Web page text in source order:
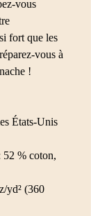
vous
fort que les
vous à
!
États-Unis
52 % coton,
yd² (360